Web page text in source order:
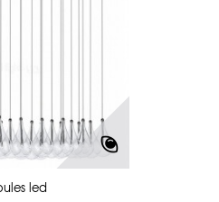
led